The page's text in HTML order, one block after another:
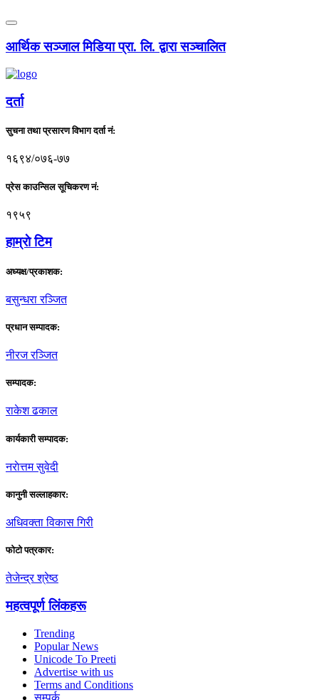
आर्थिक सञ्जाल मिडिया प्रा. लि. द्वारा सञ्चालित
दर्ता
सुचना तथा प्रसारण विभाग दर्ता नं:
१६९४/०७६-७७
प्रेस काउन्सिल सूचिकरण नं:
१९५९
हाम्राे टिम
अध्यक्ष/प्रकाशक:
बसुन्धरा रञ्जित
प्रधान सम्पादक:
नीरज रञ्जित
सम्पादक:
राकेश ढकाल
कार्यकारी सम्पादक:
नराेत्तम सुवेदी
कानुनी सल्लाहकार:
अधिवक्ता विकास गिरी
फाेटाे पत्रकार:
तेजेन्द्र श्रेष्ठ
महत्वपूर्ण लिंकहरू
Trending
Popular News
Unicode To Preeti
Advertise with us
Terms and Conditions
सम्पर्क